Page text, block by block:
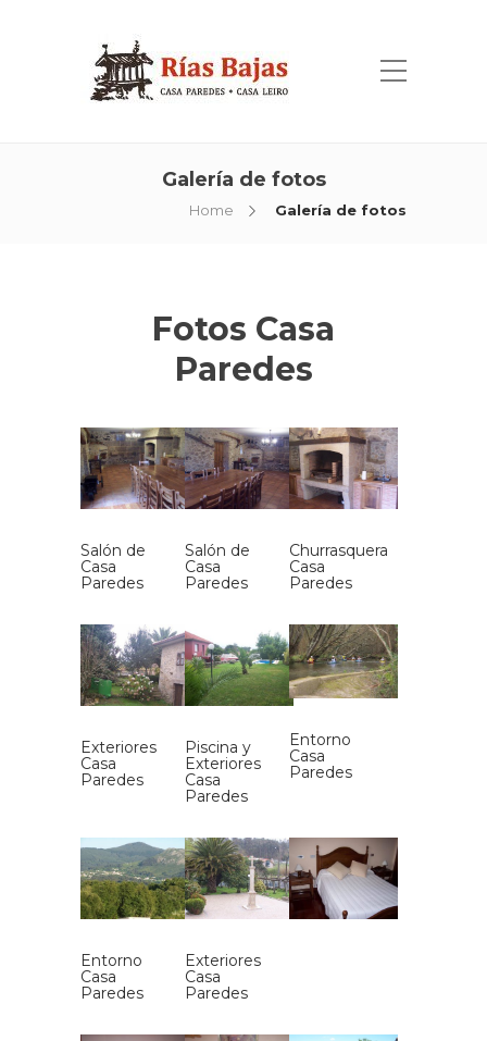
Galería de fotos
Home Galería de fotos
Fotos Casa
Paredes
Salón de
Casa
Paredes
Salón de
Casa
Paredes
Churrasquera
Casa
Paredes
Exteriores
Casa
Paredes
Piscina y
Exteriores
Casa
Paredes
Entorno
Casa
Paredes
Entorno
Casa
Paredes
Exteriores
Casa
Paredes